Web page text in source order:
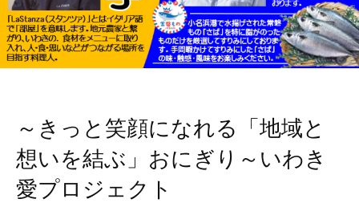
～きっと笑顔になれる「地域と
想いを結ぶ」おにぎり～いわき
愛プロジェクト